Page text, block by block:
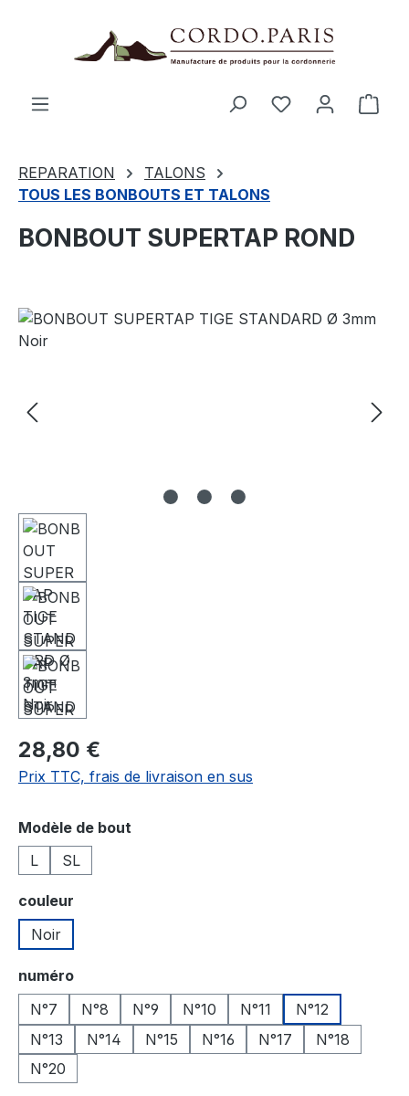
Le
REPARATION
TALONS
TOUS LES BONBOUTS ET TALONS
BONBOUT SUPERTAP ROND
Ignorer la galerie d'images
28,80 €
Prix TTC, frais de livraison en sus
Sélectionnez
Modèle de bout
L
SL
Sélectionnez
couleur
Noir
Sélectionnez
numéro
N°7
N°8 N°9 N°10 N°11
N°12
N°13
N°14 N°15 N°16 N°17
N°18
N°20